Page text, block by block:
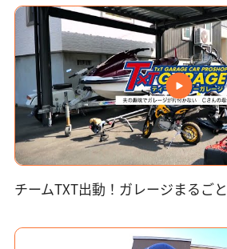
チームTXT出動！ガレージまるごと